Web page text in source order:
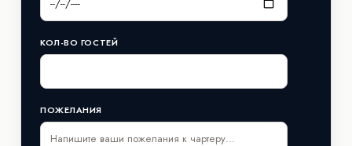
КОЛ-ВО ГОСТЕЙ
ПОЖЕЛАНИЯ